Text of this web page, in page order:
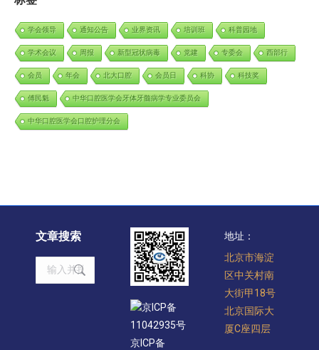
学会领导 通知公告 业界资讯 培训班 科普园地
学术会议 周报 新型冠状病毒 党建 专委会 西部行
会员 年会 北大口腔 会员日 科协 科技奖
傅民魁 中华口腔医学会牙体牙髓病学专业委员会
中华口腔医学会口腔护理分会
文章搜索
Search:
京ICP备
11042935号
京ICP备
地址：
北京市海淀
区中关村南
大街甲18号
北京国际大
厦C座四层